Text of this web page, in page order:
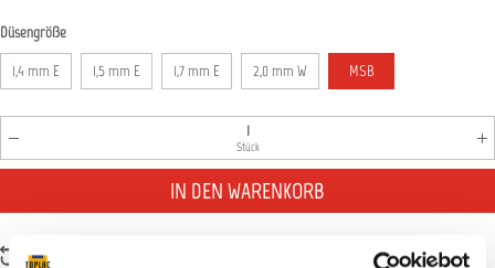
Düsengrößeauswählen
1,4 mm E 1,5 mm E 1,7 mm E 2,0 mm W MSB
Produkt Anzahl: Gib den gewünschten Wert ein oder
Stück
IN DEN WARENKORB
Zum Vergleich hinzufügen